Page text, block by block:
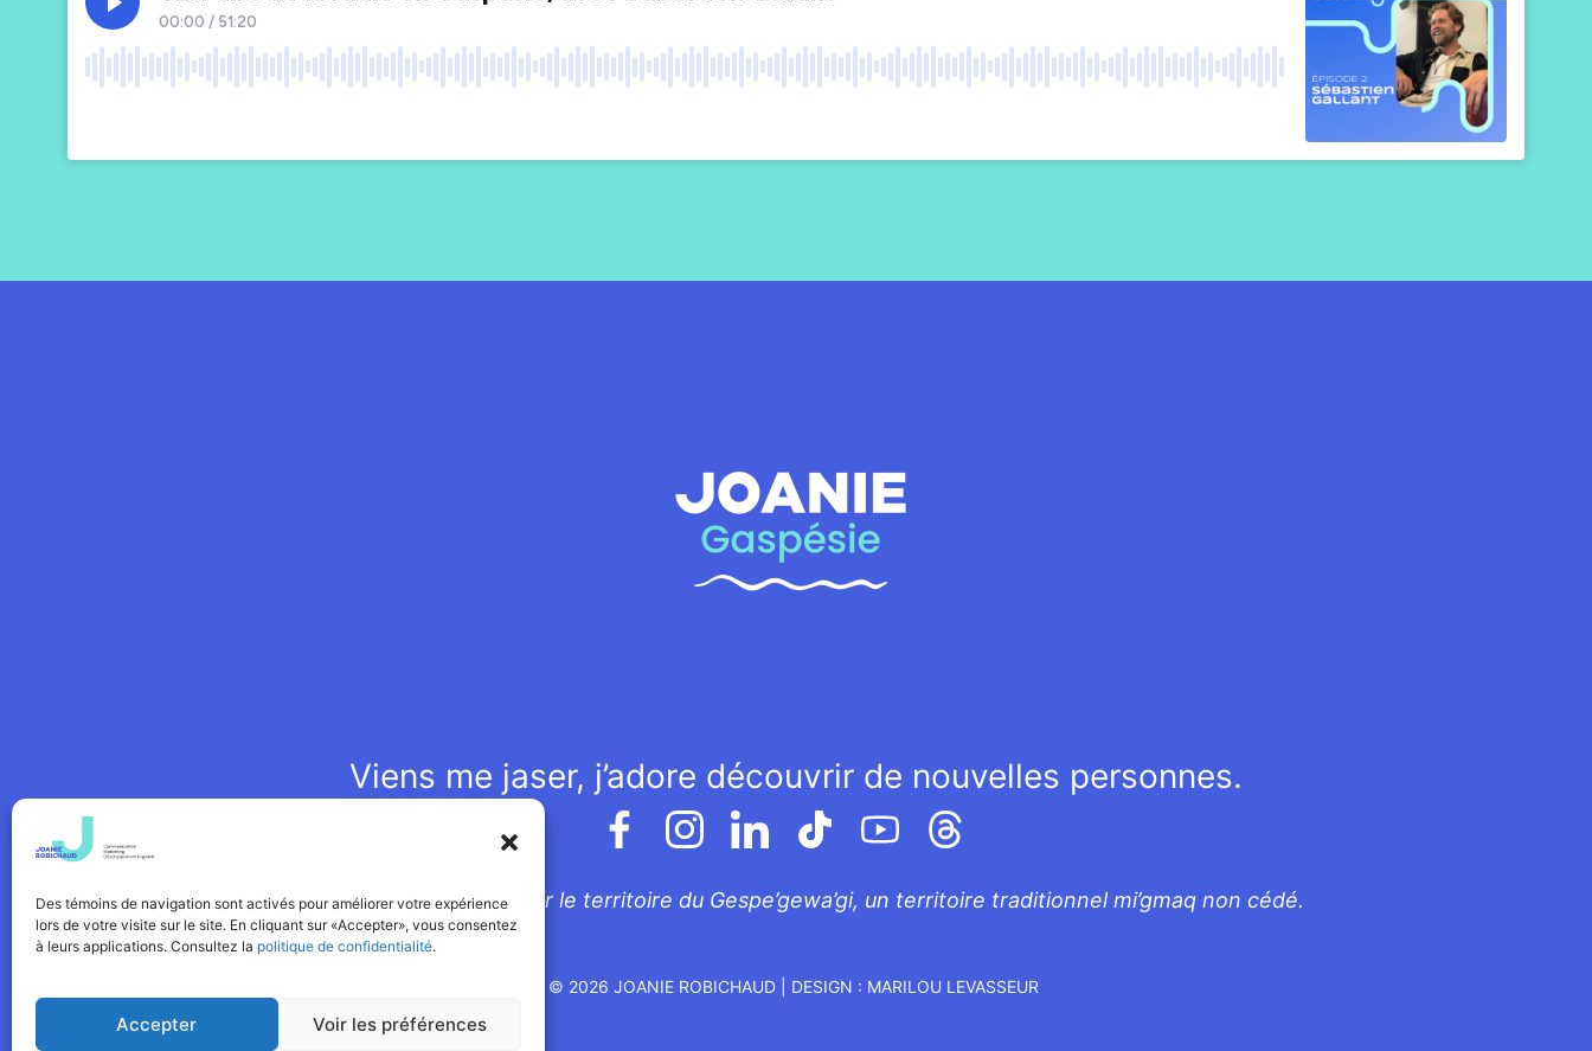
Des témoins de navigation sont activés pour améliorer votre expérience
lors de votre visite sur le site. En cliquant sur «Accepter», vous consentez
à leurs applications. Consultez la politique de confidentialité.
Accepter Voir les préférences
Viens me jaser, j’adore découvrir de nouvelles personnes.
La Gaspésie est située sur le territoire du Gespe’gewa’gi, un territoire traditionnel mi’gmaq non cédé.
POLITIQUE DE CONFIDENTIALITÉ
© 2026 JOANIE ROBICHAUD | DESIGN : MARILOU LEVASSEUR